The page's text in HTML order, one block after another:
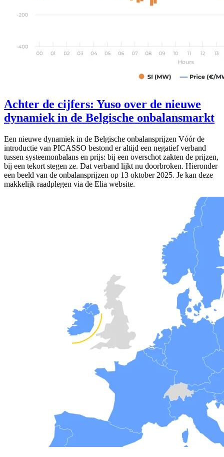
Achter de cijfers: Yuso over de nieuwe
dynamiek in de Belgische onbalansmarkt
Een nieuwe dynamiek in de Belgische onbalansprijzen Vóór de
introductie van PICASSO bestond er altijd een negatief verband
tussen systeemonbalans en prijs: bij een overschot zakten de prijzen,
bij een tekort stegen ze. Dat verband lijkt nu doorbroken. Hieronder
een beeld van de onbalansprijzen op 13 oktober 2025. Je kan deze
makkelijk raadplegen via de Elia website.